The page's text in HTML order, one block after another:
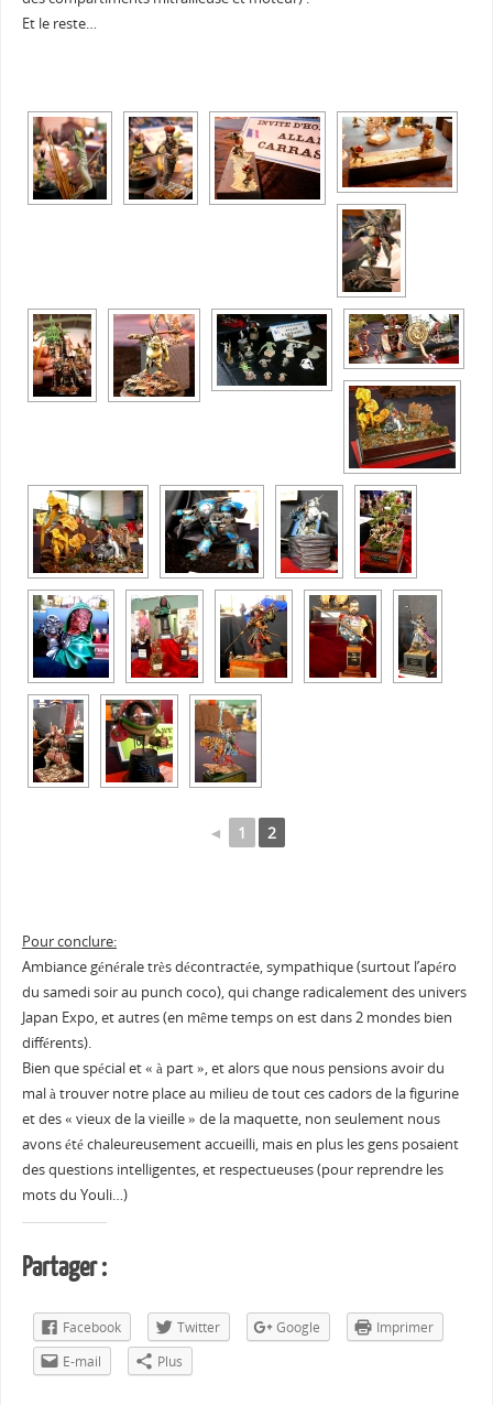
Et le reste…
◄ 1 2
Pour conclure:
Ambiance générale très décontractée, sympathique (surtout l’apéro
du samedi soir au punch coco), qui change radicalement des univers
Japan Expo, et autres (en même temps on est dans 2 mondes bien
différents).
Bien que spécial et « à part », et alors que nous pensions avoir du
mal à trouver notre place au milieu de tout ces cadors de la figurine
et des « vieux de la vieille » de la maquette, non seulement nous
avons été chaleureusement accueilli, mais en plus les gens posaient
des questions intelligentes, et respectueuses (pour reprendre les
mots du Youli…)
Partager :
Facebook Twitter Google
Imprimer
E-mail
Plus